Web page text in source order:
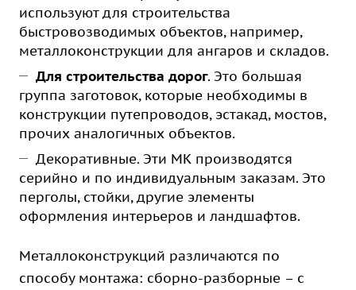
используют для строительства
быстровозводимых объектов, например,
металлоконструкции для ангаров и складов.
Для строительства дорог. Это большая
группа заготовок, которые необходимы в
конструкции путепроводов, эстакад, мостов,
прочих аналогичных объектов.
Декоративные. Эти МК производятся
серийно и по индивидуальным заказам. Это
перголы, стойки, другие элементы
оформления интерьеров и ландшафтов.
Металлоконструкций различаются по
способу монтажа: сборно-разборные – с